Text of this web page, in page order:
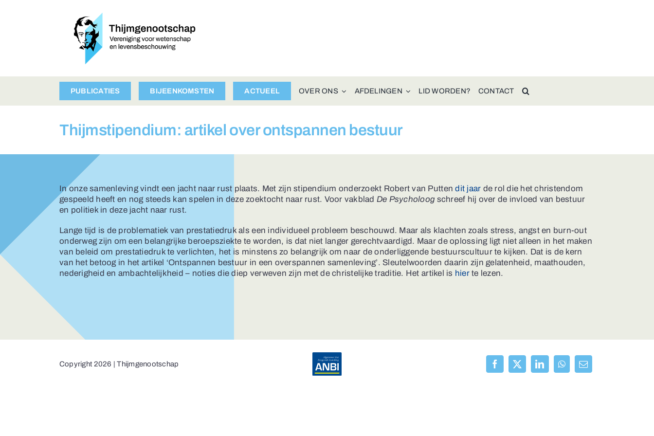
PUBLICATIES BIJEENKOMSTEN ACTUEEL OVER ONS AFDELINGEN LID WORDEN? CONTACT
Thijmstipendium: artikel over ontspannen bestuur
In onze samenleving vindt een jacht naar rust plaats. Met zijn stipendium onderzoekt Robert van Puttendit jaar de rol die het christendom
gespeeld heeft en nog steeds kan spelen in deze zoektocht naar rust. Voor vakblad De Psycholoog schreef hij over de invloed van bestuur
en politiek in deze jacht naar rust.
Lange tijd is de problematiek van prestatiedruk als een individueel probleem beschouwd. Maar als klachten zoals stress, angst en burn-out
onderweg zijn om een belangrijke beroepsziekte te worden, is dat niet langer gerechtvaardigd. Maar de oplossing ligt niet alleen in het maken
van beleid om prestatiedruk te verlichten, het is minstens zo belangrijk om naar de onderliggende bestuurscultuur te kijken. Dat is de kern
van het betoog in het artikel ‘Ontspannen bestuur in een overspannen samenleving’. Sleutelwoorden daarin zijn gelatenheid, maathouden,
nederigheid en ambachtelijkheid – noties die diep verweven zijn met de christelijke traditie. Het artikel is hierte lezen.
Copyright 2026 | Thijmgenootschap